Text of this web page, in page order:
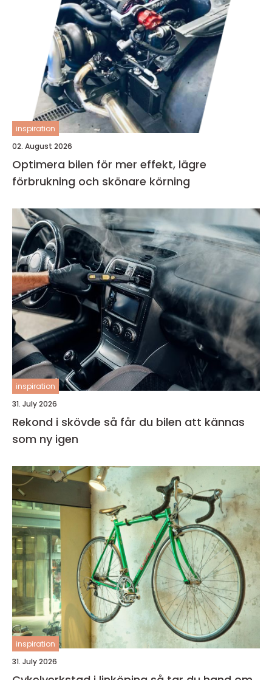
inspiration
02. August 2026
Optimera bilen för mer effekt, lägre
förbrukning och skönare körning
inspiration
31. July 2026
Rekond i skövde så får du bilen att kännas
som ny igen
inspiration
31. July 2026